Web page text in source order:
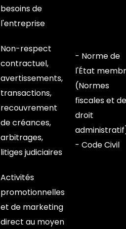
besoins de
l'entreprise
Non-respect
contractuel,
avertissements,
transactions,
recouvrement
de créances,
arbitrages,
litiges judiciaires
- Norme de
l'État
(Normes
fiscales et de
droit
- Code Civil
Activités
promotionnelles
et de marketing
direct au moyen